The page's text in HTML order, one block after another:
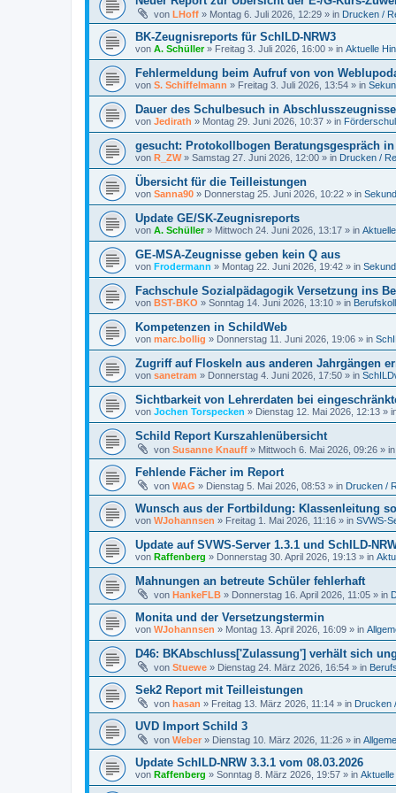
von LHoff » Montag 6. Juli 2026, 12:29 » in Drucken /
BK-Zeugnisreports für SchILD-NRW3
von A. Schüller» Freitag 3. Juli 2026, 16:00 » in Aktuelle
Fehlermeldung beim Aufruf von von
von S. Schiffelmann » Freitag 3. Juli 2026, 13:54 » in
Dauer des Schulbesuch in
von Jedirath » Montag 29. Juni 2026, 10:37 » in
gesucht: Protokollbogen Beratungsgespräch
von R_ZW» Samstag 27. Juni 2026, 12:00 » in Drucken /
Übersicht für die Teilleistungen
von Sanna90 » Donnerstag 25. Juni 2026, 10:22 » in
Update GE/SK-Zeugnisreports
von A. Schüller» Mittwoch 24. Juni 2026, 13:17 » in
GE-MSA-Zeugnisse geben kein Q aus
von Frodermann » Montag 22. Juni 2026, 19:42 » in
Fachschule Sozialpädagogik Versetzung ins
von BST-BKO » Sonntag 14. Juni 2026, 13:10 » in
Kompetenzen in SchildWeb
von marc.bollig » Donnerstag 11. Juni 2026, 19:06 » in
Zugriff auf Floskeln aus anderen Jahrgängen
von sanetram » Donnerstag 4. Juni 2026, 17:50 » in
Sichtbarkeit von Lehrerdaten bei
von Jochen Torspecken » Dienstag 12. Mai 2026, 12:13 »
Schild Report Kurszahlenübersicht
von Susanne Knauff » Mittwoch 6. Mai 2026, 09:26 » in
Fehlende Fächer im Report
von WAG » Dienstag 5. Mai 2026, 08:53 » in Drucken /
Wunsch aus der Fortbildung: Klassenleitung
von WJohannsen » Freitag 1. Mai 2026, 11:16 » in SVWS-
Update auf SVWS-Server 1.3.1 und SchILD-
von Raffenberg » Donnerstag 30. April 2026, 19:13 » in
Mahnungen an betreute Schüler fehlerhaft
von HankeFLB » Donnerstag 16. April 2026, 11:05 » in
Monita und der Versetzungstermin
von WJohannsen » Montag 13. April 2026, 16:09 » in
D46: BKAbschluss['Zulassung'] verhält sich
von Stuewe » Dienstag 24. März 2026, 16:54 » in
Sek2 Report mit Teilleistungen
von hasan » Freitag 13. März 2026, 11:14 » in Drucken
UVD Import Schild 3
von Weber » Dienstag 10. März 2026, 11:26 » in
Update SchILD-NRW 3.3.1 vom 08.03.2026
von Raffenberg » Sonntag 8. März 2026, 19:57 » in